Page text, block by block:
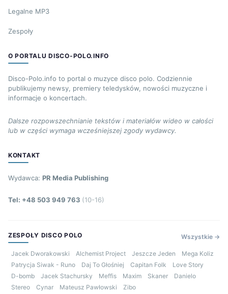
Legalne MP3
Zespoły
O PORTALU DISCO-POLO.INFO
Disco-Polo.info to portal o muzyce disco polo. Codziennie
publikujemy newsy, premiery teledysków, nowości muzyczne i
informacje o koncertach.
Dalsze rozpowszechnianie tekstów i materiałów wideo w całości
lub w części wymaga wcześniejszej zgody wydawcy.
KONTAKT
Wydawca: PR Media Publishing
Tel: +48 503 949 763 (10-16)
ZESPOŁY DISCO POLO Wszystkie →
Jacek Dworakowski Alchemist Project Jeszcze Jeden
Mega Koliz
Patrycja Siwak - Runo
Daj To Głośniej Capitan Folk
Love Story
D-bomb
Jacek Stachursky Meffis Maxim Skaner
Danielo
Stereo
Cynar Mateusz Pawłowski Zibo